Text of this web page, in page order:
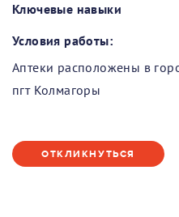
Ключевые навыки
Условия работы:
Аптеки расположены в
пгт Колмагоры
ОТКЛИКНУТЬСЯ